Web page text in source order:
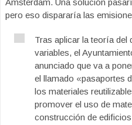
Amsterdam. Una solución
pero eso dispararía las
Tras aplicar la teoría del
variables, el
anunciado que va a
el llamado «pasaportes
los materiales
promover el uso de
construcción de